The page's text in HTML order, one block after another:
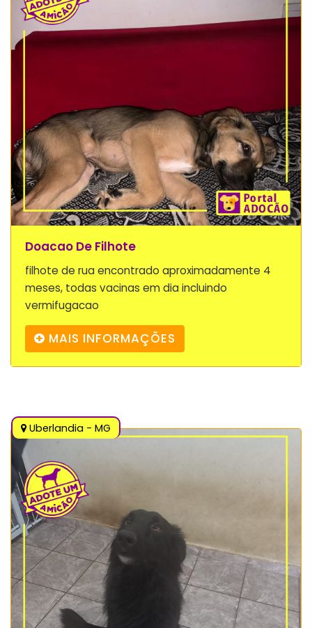
Doacao De Filhote
filhote de rua encontrado aproximadamente 4
meses, todas vacinas em dia incluindo
vermifugacao
MAIS INFORMAÇÕES
Uberlandia - MG